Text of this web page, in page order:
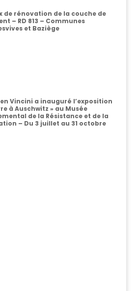
de rénovation de la couche de
– RD 813 – Communes
et Baziège
Vincini a inauguré l’exposition
à Auschwitz » au Musée
de la Résistance et de la
– Du 3 juillet au 31 octobre